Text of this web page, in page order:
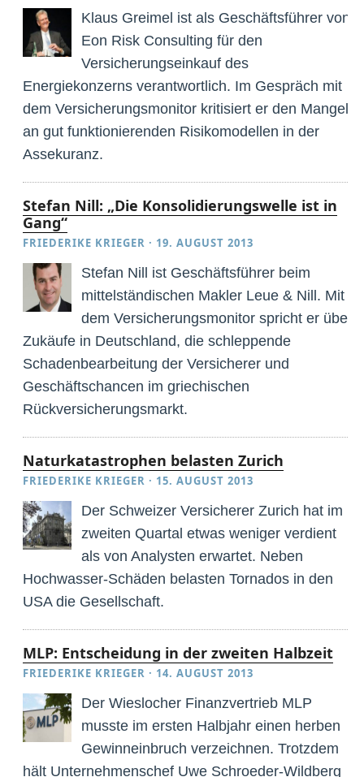
Klaus Greimel ist als Geschäftsführer von
Eon Risk Consulting für den
Versicherungseinkauf des
Energiekonzerns verantwortlich. Im Gespräch mit
dem Versicherungsmonitor kritisiert er den Mangel
an gut funktionierenden Risikomodellen in der
Assekuranz.
Stefan Nill: „Die Konsolidierungswelle ist in
Gang“
FRIEDERIKE KRIEGER · 19. AUGUST 2013
Stefan Nill ist Geschäftsführer beim
mittelständischen Makler Leue & Nill. Mit
dem Versicherungsmonitor spricht er über
Zukäufe in Deutschland, die schleppende
Schadenbearbeitung der Versicherer und
Geschäftschancen im griechischen
Rückversicherungsmarkt.
Naturkatastrophen belasten Zurich
FRIEDERIKE KRIEGER · 15. AUGUST 2013
Der Schweizer Versicherer Zurich hat im
zweiten Quartal etwas weniger verdient
als von Analysten erwartet. Neben
Hochwasser-Schäden belasten Tornados in den
USA die Gesellschaft.
MLP: Entscheidung in der zweiten Halbzeit
FRIEDERIKE KRIEGER · 14. AUGUST 2013
Der Wieslocher Finanzvertrieb MLP
musste im ersten Halbjahr einen herben
Gewinneinbruch verzeichnen. Trotzdem
hält Unternehmenschef Uwe Schroeder-Wildberg